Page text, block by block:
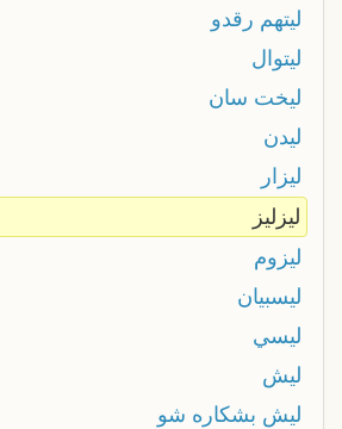
ليتهم رقدو
ليتوال
ليخت سان
ليدن
ليزار
ليزليز
ليزوم
ليسبيان
ليسي
ليش
ليش بشكاره شو